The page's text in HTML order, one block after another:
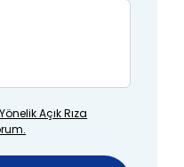
Yönelik Açık Rıza